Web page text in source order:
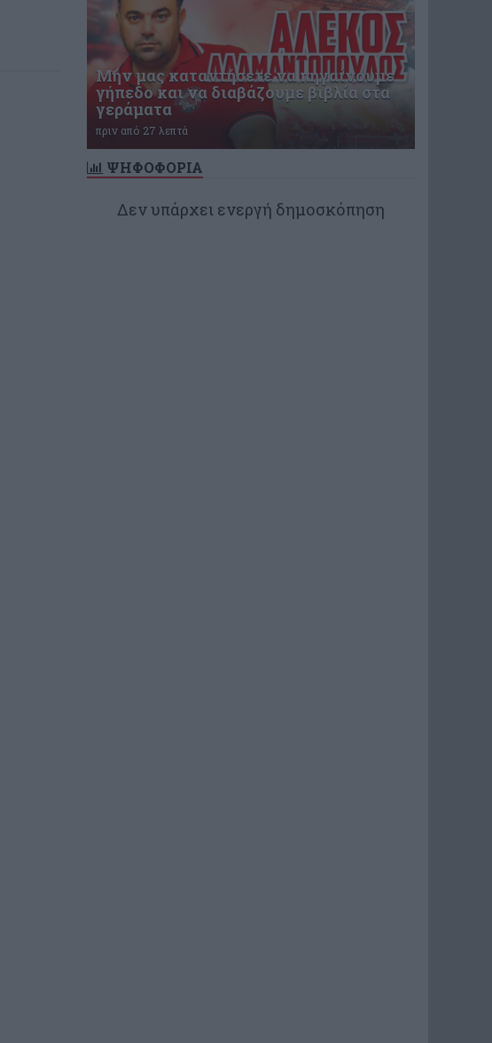
Μην μας καταντήσετε να πηγαίνουμε
γήπεδο και να διαβάζουμε βιβλία στα
γεράματα
πριν από 27 λεπτά
ΨΗΦΟΦΟΡΙΑ
Δεν υπάρχει ενεργή δημοσκόπηση